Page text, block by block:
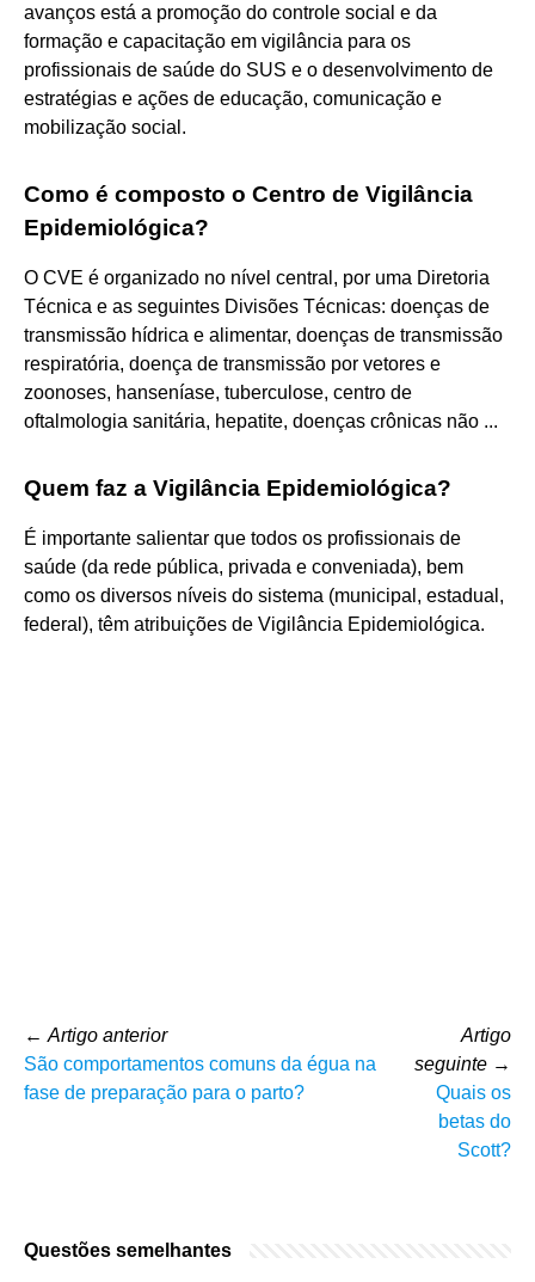
avanços está a promoção do controle social e da
formação e capacitação em vigilância para os
profissionais de saúde do SUS e o desenvolvimento de
estratégias e ações de educação, comunicação e
mobilização social.
Como é composto o Centro de Vigilância
Epidemiológica?
O CVE é organizado no nível central, por uma Diretoria
Técnica e as seguintes Divisões Técnicas: doenças de
transmissão hídrica e alimentar, doenças de transmissão
respiratória, doença de transmissão por vetores e
zoonoses, hanseníase, tuberculose, centro de
oftalmologia sanitária, hepatite, doenças crônicas não ...
Quem faz a Vigilância Epidemiológica?
É importante salientar que todos os profissionais de
saúde (da rede pública, privada e conveniada), bem
como os diversos níveis do sistema (municipal, estadual,
federal), têm atribuições de Vigilância Epidemiológica.
← Artigo anterior
São comportamentos comuns da égua na
fase de preparação para o parto?
Artigo
seguinte →
Quais os
betas do
Scott?
Questões semelhantes